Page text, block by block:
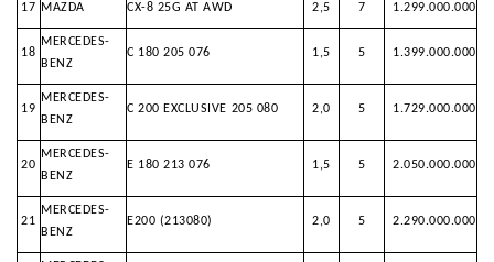
17 MAZDA CX-8 25G AT AWD 2,5 7 1.299.000.000
18
MERCEDES-
BENZ
C 180 205 076 1,5 5 1.399.000.000
19
MERCEDES-
BENZ
C 200 EXCLUSIVE 205 080 2,0 5 1.729.000.000
20
MERCEDES-
BENZ
E 180 213 076 1,5 5 2.050.000.000
21
MERCEDES-
BENZ
E200 (213080) 2,0 5 2.290.000.000